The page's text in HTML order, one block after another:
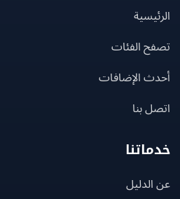
الفئات
الإضافات
بنا